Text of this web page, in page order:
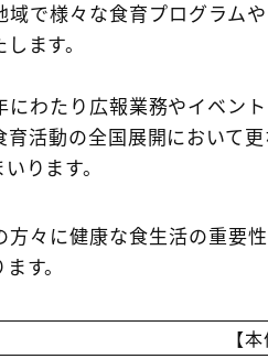
域で様々な食育プログラム
ます。
にわたり広報業務やイベン
育活動の全国展開において
ります。
方々に健康な食生活の重要
す。
【